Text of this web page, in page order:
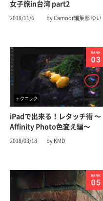
女子旅in台湾 part2
2018/11/6 by Camoor編集部 ゆい
テクニック
iPadで出来る！レタッチ術 〜
Affinity Photo色変え編〜
2018/03/18 by KMD